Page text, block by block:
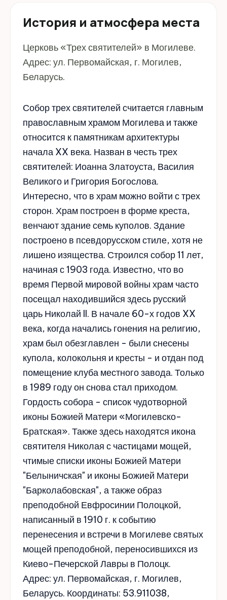
История и атмосфера места
Церковь «Трех святителей» в Могилеве.
Адрес: ул. Первомайская, г. Могилев,
Беларусь.
Собор трех святителей считается главным
православным храмом Могилева и также
относится к памятникам архитектуры
начала XX века. Назван в честь трех
святителей: Иоанна Златоуста, Василия
Великого и Григория Богослова.
Интересно, что в храм можно войти с трех
сторон. Храм построен в форме креста,
венчают здание семь куполов. Здание
построено в псевдорусском стиле, хотя не
лишено изящества. Строился собор 11 лет,
начиная с 1903 года. Известно, что во
время Первой мировой войны храм часто
посещал находившийся здесь русский
царь Николай II. В начале 60-х годов XX
века, когда начались гонения на религию,
храм был обезглавлен - были снесены
купола, колокольня и кресты - и отдан под
помещение клуба местного завода. Только
в 1989 году он снова стал приходом.
Гордость собора - список чудотворной
иконы Божией Матери «Могилевско-
Братская». Также здесь находятся икона
святителя Николая с частицами мощей,
чтимые списки иконы Божией Матери
"Белыничская" и иконы Божией Матери
"Барколабовская", а также образ
преподобной Евфросинии Полоцкой,
написанный в 1910 г. к событию
перенесения и встречи в Могилеве святых
мощей преподобной, переносившихся из
Киево-Печерской Лавры в Полоцк.
Адрес: ул. Первомайская, г. Могилев,
Беларусь. Координаты: 53.911038,